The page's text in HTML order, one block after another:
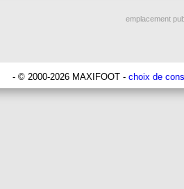
emplacement
- © 2000-2026 MAXIFOOT - choix de